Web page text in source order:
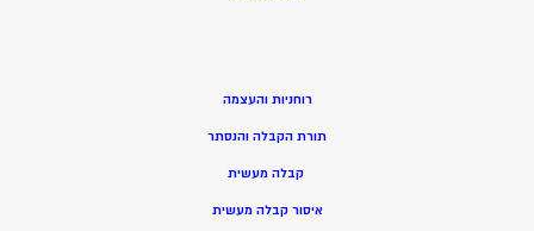
רוחניות והעצמה
תורת הקבלה והנסתר
קבלה מעשית
איסור קבלה מעשית